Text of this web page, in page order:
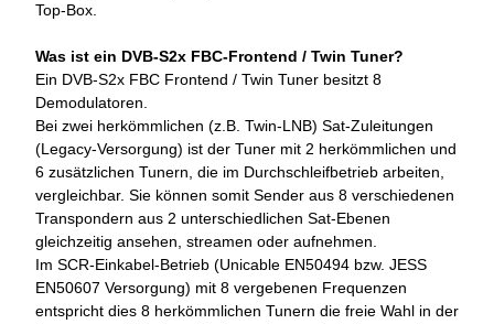
Top-Box.
Was ist ein DVB-S2x FBC-Frontend / Twin Tuner?
Ein DVB-S2x FBC Frontend / Twin Tuner besitzt 8
Demodulatoren.
Bei zwei herkömmlichen (z.B. Twin-LNB) Sat-Zuleitungen
(Legacy-Versorgung) ist der Tuner mit 2 herkömmlichen und
6 zusätzlichen Tunern, die im Durchschleifbetrieb arbeiten,
vergleichbar. Sie können somit Sender aus 8 verschiedenen
Transpondern aus 2 unterschiedlichen Sat-Ebenen
gleichzeitig ansehen, streamen oder aufnehmen.
Im SCR-Einkabel-Betrieb (Unicable EN50494 bzw. JESS
EN50607 Versorgung) mit 8 vergebenen Frequenzen
entspricht dies 8 herkömmlichen Tunern die freie Wahl in der